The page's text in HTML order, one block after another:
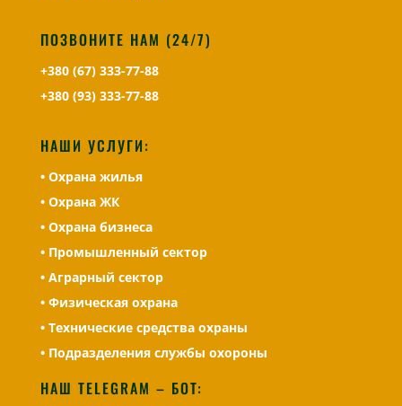
ПОЗВОНИТЕ НАМ (24/7)
+380 (67) 333-77-88
+380 (93) 333-77-88
НАШИ УСЛУГИ:
• Охрана жилья
• ОхранаЖК
• Охрана бизнеса
• Промышленный сектор
• Аграрный сектор
• Физическая охрана
• Технические средства охраны
• Подразделения службы охороны
НАШ TELEGRAM – БОТ: